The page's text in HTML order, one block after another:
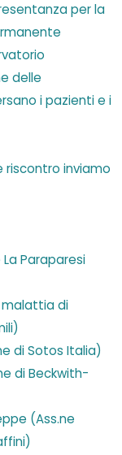
per la
delle
i pazienti e i
riscontro inviamo
La Paraparesi
malattia di
di Sotos Italia)
di Beckwith-
(Ass.ne